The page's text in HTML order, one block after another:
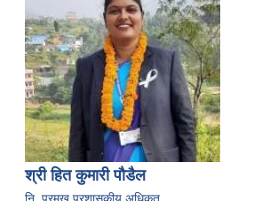
श्री हित कुमारी पौडैल